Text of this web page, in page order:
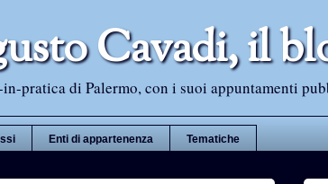
Cavadi, il
pratica di Palermo, con i suoi appuntamenti
Enti di appartenenza Tematiche